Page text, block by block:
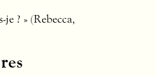
? » (Rebecca,